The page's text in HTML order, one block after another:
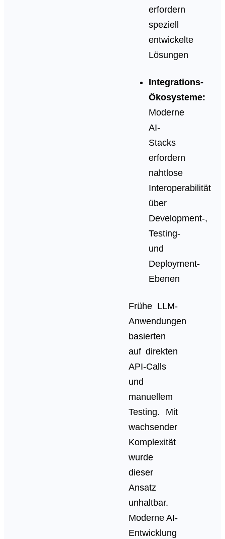
erfordern
speziell
entwickelte
Lösungen
Integrations-
Ökosysteme:
Moderne
AI-
Stacks
erfordern
nahtlose
Interoperabilität
über
Development-,
Testing-
und
Deployment-
Ebenen
Frühe LLM-
Anwendungen
basierten
auf direkten
API-Calls
und
manuellem
Testing. Mit
wachsender
Komplexität
wurde
dieser
Ansatz
unhaltbar.
Moderne AI-
Entwicklung